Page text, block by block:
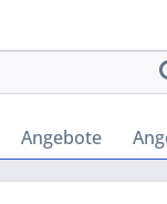
Angebote